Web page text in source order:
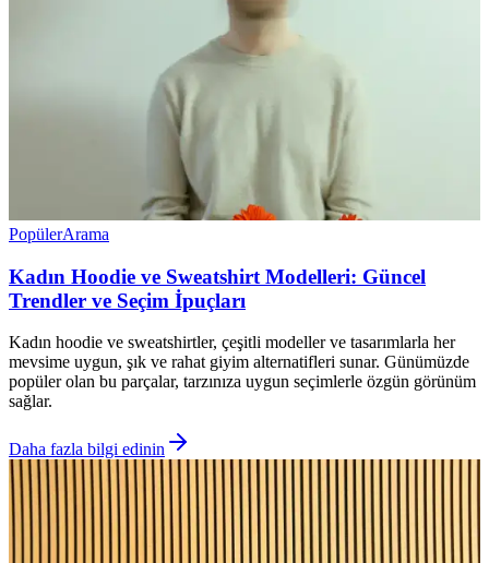
PopülerArama
Kadın Hoodie ve Sweatshirt Modelleri: Güncel
Trendler ve Seçim İpuçları
Kadın hoodie ve sweatshirtler, çeşitli modeller ve tasarımlarla her
mevsime uygun, şık ve rahat giyim alternatifleri sunar. Günümüzde
popüler olan bu parçalar, tarzınıza uygun seçimlerle özgün görünüm
sağlar.
Daha fazla bilgi edinin